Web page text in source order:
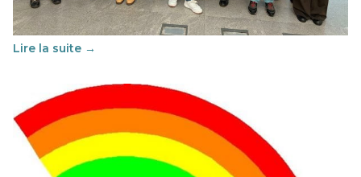
soutenu par l'union Européenne et centré sur l'éducation
au vivre-ensemble : quelles différences entre la France…
Lire la suite →